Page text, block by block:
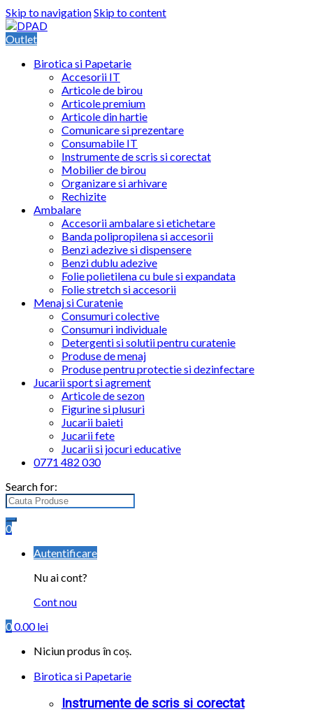
Skip to navigationSkip to content
Outlet
Birotica si Papetarie
Accesorii IT
Articole de birou
Articole premium
Articole din hartie
Comunicare si prezentare
Consumabile IT
Instrumente de scris si corectat
Mobilier de birou
Organizare si arhivare
Rechizite
Ambalare
Accesorii ambalare si etichetare
Banda polipropilena si accesorii
Benzi adezive si dispensere
Benzi dublu adezive
Folie polietilena cu bule si expandata
Folie stretch si accesorii
Menaj si Curatenie
Consumuri colective
Consumuri individuale
Detergenti si solutii pentru curatenie
Produse de menaj
Produse pentru protectie si dezinfectare
Jucarii sport si agrement
Articole de sezon
Figurine si plusuri
Jucarii baieti
Jucarii fete
Jucarii si jocuri educative
0771 482 030
Search for:
0
Autentificare
Nu ai cont?
Cont nou
00.00lei
Niciun produs în coș.
Birotica si Papetarie
Instrumente de scris si corectat